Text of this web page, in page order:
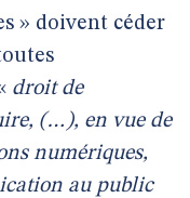
» doivent céder
droit de
(…), en vue de
numériques,
au public